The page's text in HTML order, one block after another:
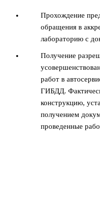
Прохождение
обращения в
лабораторию с
Получение
работ в
ГИБДД.
конструкцию,
получением
проведенные